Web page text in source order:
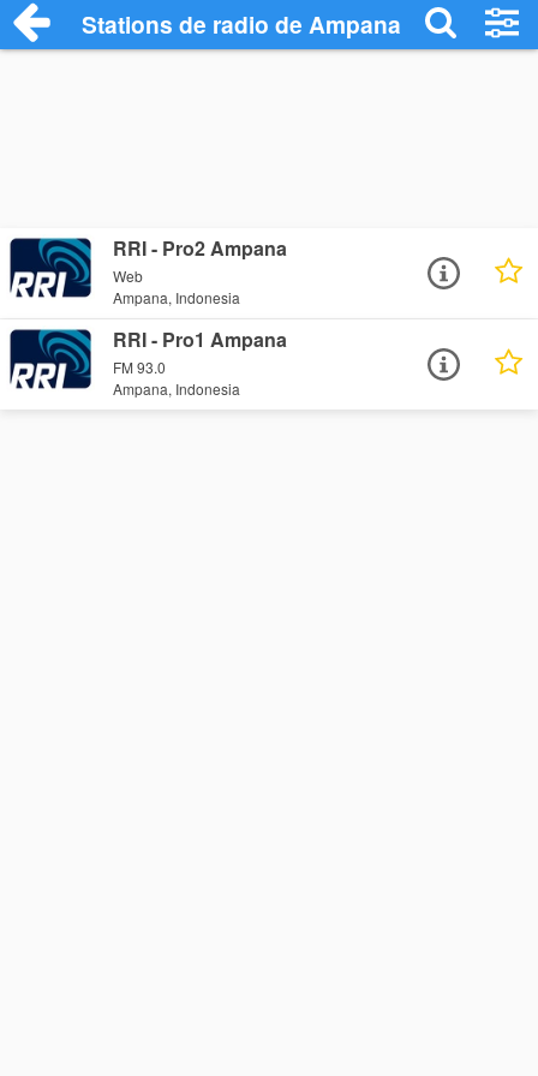
Stations de radio de Ampana
RRI - Pro2 Ampana
Web
Ampana, Indonesia
RRI - Pro1 Ampana
FM 93.0
Ampana, Indonesia